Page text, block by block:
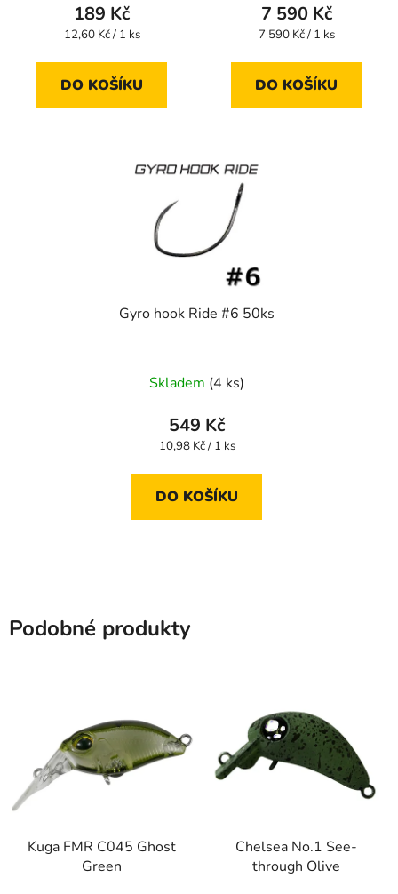
189 Kč
Měrná
12,60 Kč / 1 ks
DO KOŠÍKU
7 590 Kč
Měrná
7 590 Kč / 1 ks
DO KOŠÍKU
Gyro hook Ride #6 50ks
Skladem (4 ks)
549 Kč
Měrná
10,98 Kč / 1 ks
DO KOŠÍKU
Podobné produkty
Kuga FMR C045 Ghost
Green
Chelsea No.1 See-
through Olive